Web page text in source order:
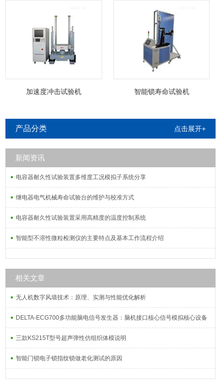
加速度冲击试验机 智能锁寿命试验机
产品分类 点击展开+
新闻资讯
电容器耐久性试验装置多维度工况模拟子系统分享
继电器电气机械寿命试验台的维护与校准方式
电容器耐久性试验装置采用高精度的温度控制系统
智能型不溶性微粒检测仪的主要特点及基本工作流程介绍
相关文章
无人机数字风墙技术：原理、实测与性能优化解析
DELTA-ECG700多功能脑电信号发生器：脑机接口核心信号模拟核心设备
三款KS215T型号超声弹性仿组织体模说明
智能门锁电子锁指纹锁做老化测试的原因